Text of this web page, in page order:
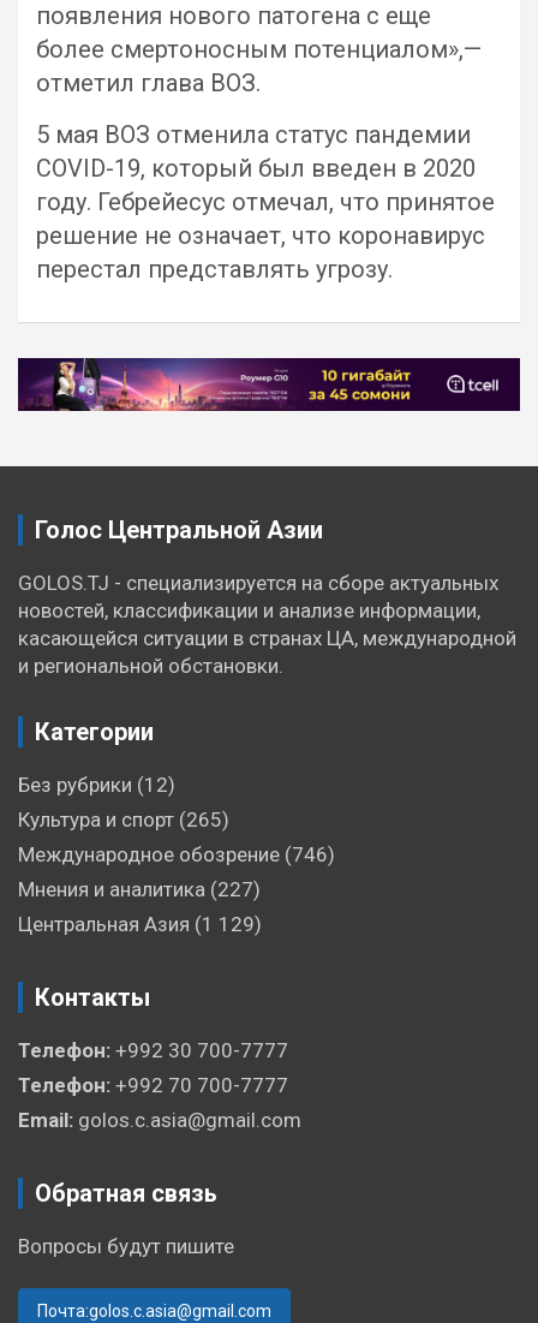
появления нового патогена с еще
более смертоносным потенциалом»,—
отметил глава ВОЗ.
5 мая ВОЗ отменила статус пандемии
COVID-19, который был введен в 2020
году. Гебрейесус отмечал, что принятое
решение не означает, что коронавирус
перестал представлять угрозу.
Навигация
по
Голос Центральной Азии
GOLOS.TJ - специализируется на сборе актуальных
новостей, классификации и анализе информации,
касающейся ситуации в странах ЦА, международной
и региональной обстановки.
Категории
Без рубрики (12)
Культура и спорт (265)
Международное обозрение (746)
Мнения и аналитика (227)
Центральная Азия (1 129)
Контакты
Телефон: +992 30 700-7777
Телефон: +992 70 700-7777
Email: golos.c.asia@gmail.com
Обратная связь
Вопросы будут пишите
Почта:golos.c.asia@gmail.com